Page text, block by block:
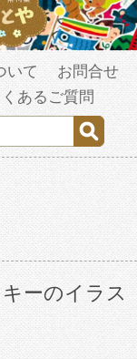
いて
お問合せ
くあるご質問
ーのイラス